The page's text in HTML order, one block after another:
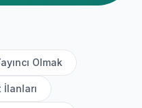
Olmak
İlanları